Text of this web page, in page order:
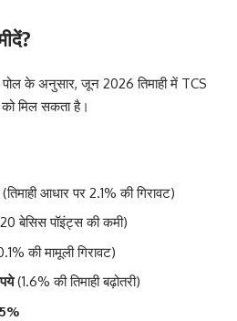
के अनुसार, जून 2026 तिमाही में TCS
मिल सकता है।
(तिमाही आधार पर 2.1% की गिरावट)
बेसिस पॉइंट्स की कमी)
की मामूली गिरावट)
(1.6% की तिमाही बढ़ोतरी)